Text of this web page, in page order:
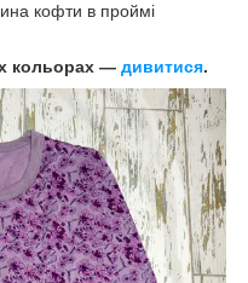
кофти в проймі
кольорах — дивитися.